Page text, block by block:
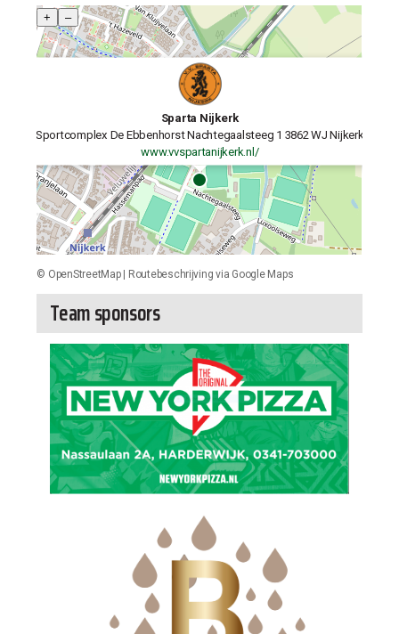
Sparta Nijkerk
Sportcomplex De Ebbenhorst Nachtegaalsteeg 1 3862 WJ Nijkerk
www.vvspartanijkerk.nl/
+ –
© OpenStreetMap| Routebeschrijving via Google Maps
Team sponsors